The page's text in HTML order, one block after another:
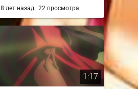
II / Lupin III: Part II
8 лет назад 22 просмотра
1:17